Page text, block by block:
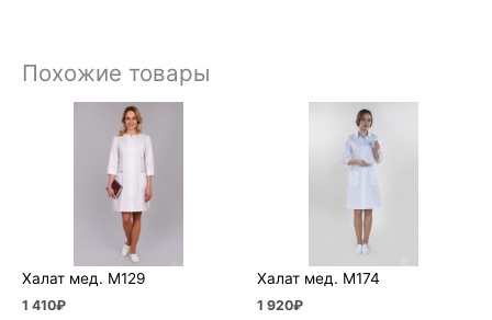
Похожие товары
Халат мед. М129
1 410₽
Халат мед. М174
1 920₽